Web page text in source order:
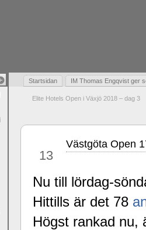
Startsidan IM Thomas Engqvist ger
Elite Hotels Open i Växjö 2018 – dag 3
13
Västgöta Open
Nu till lördag-
Hittills är det 78
Högst rankad